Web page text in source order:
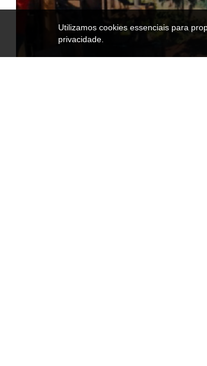
Utilizamos cookies essenciais para
privacidade.